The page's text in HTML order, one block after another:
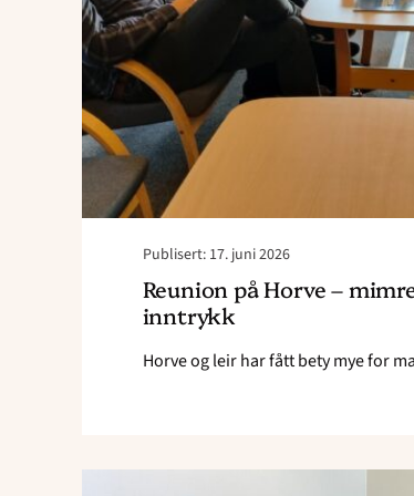
Publisert: 17. juni 2026
Reunion på Horve –
inntrykk
Horve og leir har fått bety mye for